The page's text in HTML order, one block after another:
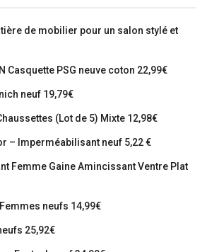
de mobilier pour un salon stylé et
Casquette PSG neuve coton 22,99€
neuf 19,79€
(Lot de 5) Mixte 12,98€
– Imperméabilisant neuf 5,22 €
Femme Gaine Amincissant Ventre Plat
neufs 14,99€
25,92€